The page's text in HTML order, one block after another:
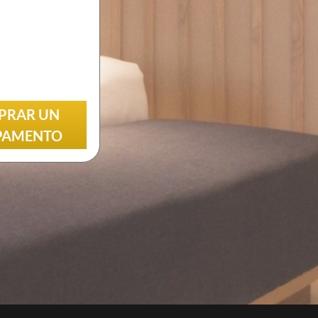
Sigue a GRAVITAO en las redes sociales
ENCONTRAR A MI
INTERLOCUTOR
UN